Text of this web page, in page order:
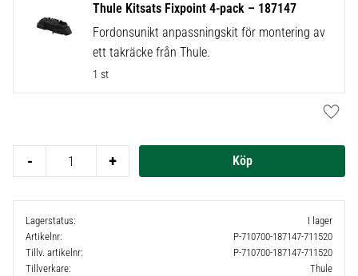
Thule Kitsats Fixpoint 4-pack – 187147
Fordonsunikt anpassningskit för montering av
ett takräcke från Thule.
1 st
+
-
Lagerstatus
I lager
Artikelnr
P-710700-187147-711520
Tillv. artikelnr
P-710700-187147-711520
Tillverkare
Thule